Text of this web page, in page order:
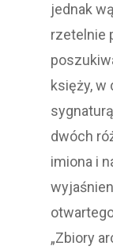
jednak
rzetelnie
księży, w
dwóch
imiona i
„Zbiory